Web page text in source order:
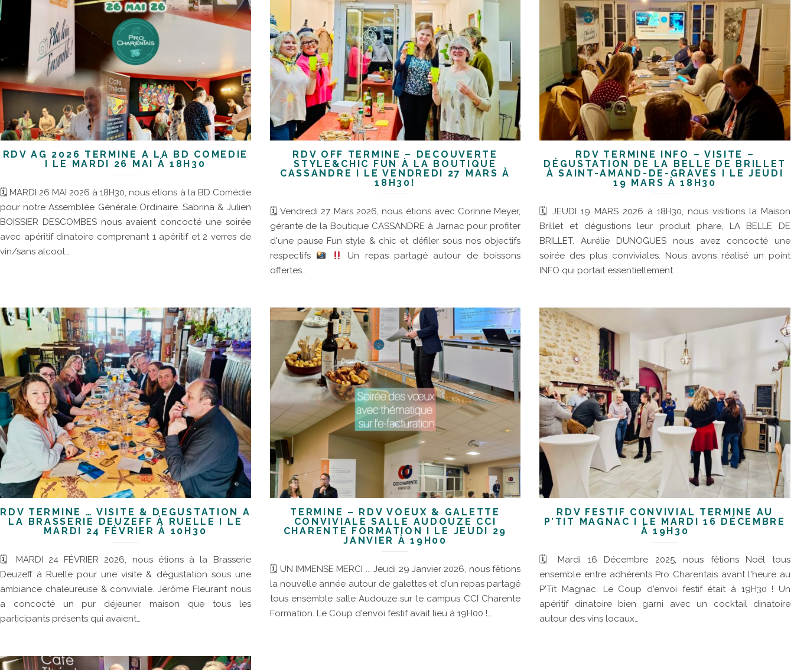
RDV AG 2026 TERMINÉ À LA BD COMÉDIE
I LE MARDI 26 MAI À 18H30
🗓 MARDI 26 MAI 2026 à 18H30, nous étions à la BD Comédie
pour notre Assemblée Générale Ordinaire. Sabrina & Julien
BOISSIER DESCOMBES nous avaient concocté une soirée
avec apéritif dinatoire comprenant 1 apéritif et 2 verres de
vin/sans alcool.…
RDV OFF TERMINÉ – DÉCOUVERTE
STYLE&CHIC FUN À LA BOUTIQUE
CASSANDRE I LE VENDREDI 27 MARS À
18H30!
🗓 Vendredi 27 Mars 2026, nous étions avec Corinne Meyer,
gérante de la Boutique CASSANDRE à Jarnac pour profiter
d'une pause Fun style & chic et défiler sous nos objectifs
respectifs
Un repas partagé autour de boissons
offertes…
RDV TERMINÉ INFO – VISITE –
DÉGUSTATION DE LA BELLE DE BRILLET
À SAINT-AMAND-DE-GRAVES I LE JEUDI
19 MARS À 18H30
🗓 JEUDI 19 MARS 2026 à 18H30, nous visitions la Maison
Brillet et dégustions leur produit phare, LA BELLE DE
BRILLET. Aurélie DUNOGUES nous avez concocté une
soirée des plus conviviales. Nous avons réalisé un point
INFO qui portait essentiellement…
RDV TERMINÉ … VISITE & DÉGUSTATION À
LA BRASSERIE DEUZEFF À RUELLE I LE
MARDI 24 FÉVRIER À 10H30
🗓 MARDI 24 FÉVRIER 2026, nous étions à la Brasserie
Deuzeff à Ruelle pour une visite & dégustation sous une
ambiance chaleureuse & conviviale. Jérôme Fleurant nous
a concocté un pur déjeuner maison que tous les
participants présents qui avaient…
TERMINÉ – RDV VOEUX & GALETTE
CONVIVIALE SALLE AUDOUZE CCI
CHARENTE FORMATION I LE JEUDI 29
JANVIER À 19H00
🗓 UN IMMENSE MERCI ... Jeudi 29 Janvier 2026, nous fêtions
la nouvelle année autour de galettes et d'un repas partagé
tous ensemble salle Audouze sur le campus CCI Charente
Formation. Le Coup d'envoi festif avait lieu à 19H00 !…
RDV FESTIF CONVIVIAL TERMINÉ AU
P’TIT MAGNAC I LE MARDI 16 DÉCEMBRE
À 19H30
🗓 Mardi 16 Décembre 2025, nous fêtions Noël tous
ensemble entre adhérents Pro Charentais avant l'heure au
P'Tit Magnac. Le Coup d'envoi festif était à 19H30 ! Un
apéritif dinatoire bien garni avec un cocktail dinatoire
autour des vins locaux…